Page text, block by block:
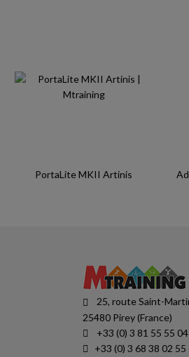
PortaLite MKII Artinis
25, route Saint-
25480 Pirey (France)
+33 (0) 3 81 55 55 04
+33 (0) 3 68 38 02 55